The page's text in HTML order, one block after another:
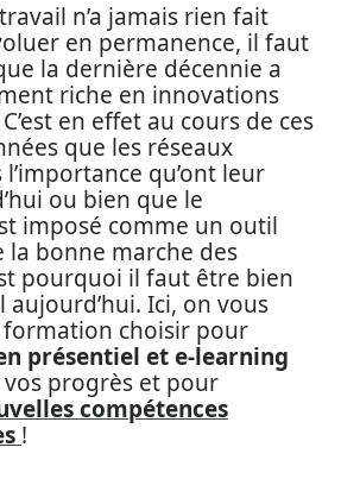
n’a jamais rien fait
en permanence, il faut
la dernière décennie a
riche en innovations
en effet au cours de ces
que les réseaux
qu’ont leur
ou bien que le
imposé comme un outil
la bonne marche des
pourquoi il faut être bien
Ici, on vous
choisir pour
présentiel et e-learning
vos progrès et pour
compétences
!